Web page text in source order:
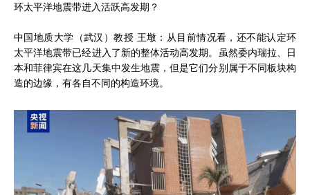
环太平洋地震带进入活跃高发期？
中国地质大学（武汉）教授 王墩：从目前情况看，还不能认定环
太平洋地震带已经进入了新的整体活动高发期。虽然委内瑞拉、日
本和菲律宾在这几天集中发生地震，但是它们分别属于不同板块构
造的边缘，有各自不同的构造环境。